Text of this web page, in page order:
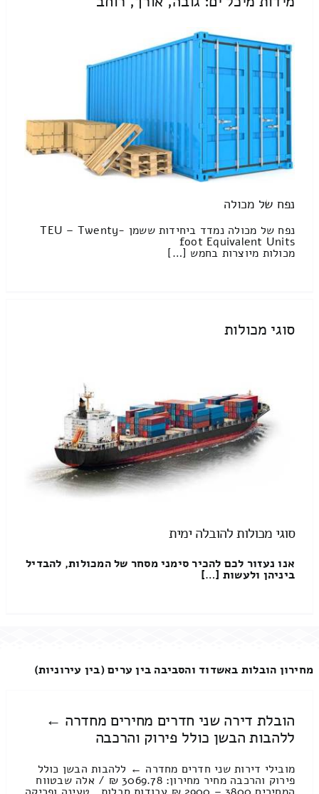
נפח של מכולה
נפח של מכולה נמדד ביחידות ששמן TEU – Twenty-
foot Equivalent Units
מכולות מיוצרות בחמש […]
סוגי מכולות
סוגי מכולות להובלה ימית
אנו נעזור לכם להכיר סימני מסחר של המכולות, להבדיל
ביניהן ולעשות […]
מחירון הובלות באשדוד והסביבה בין ערים (בין עירוניות)
הובלת דירה שני חדרים מחירים מחדרה ←
ללהבות הבשן כולל פירוק והרכבה
מובילי דירות שני חדרים מחדרה ← ללהבות הבשן כולל
פירוק והרכבה מחיר מחירון: 3069.78 ₪ / אלה שבטווח